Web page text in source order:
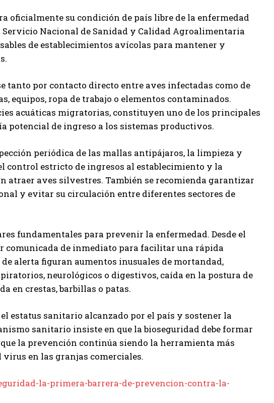
oficialmente su condición de país libre de la enfermedad
Nacional de Sanidad y Calidad Agroalimentaria
de establecimientos avícolas para mantener y
por contacto directo entre aves infectadas como de
equipos, ropa de trabajo o elementos contaminados.
acuáticas migratorias, constituyen uno de los principales
potencial de ingreso a los sistemas productivos.
periódica de las mallas antipájaros, la limpieza y
control estricto de ingresos al establecimiento y la
atraer aves silvestres. También se recomienda garantizar
y evitar su circulación entre diferentes sectores de
fundamentales para prevenir la enfermedad. Desde el
comunicada de inmediato para facilitar una rápida
alerta figuran aumentos inusuales de mortandad,
neurológicos o digestivos, caída en la postura de
en crestas, barbillas o patas.
estatus sanitario alcanzado por el país y sostener la
sanitario insiste en que la bioseguridad debe formar
la prevención continúa siendo la herramienta más
en las granjas comerciales.
la-primera-barrera-de-prevencion-contra-la-